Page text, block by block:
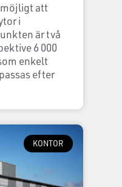
att
i
är två
6 000
enkelt
efter
KONTOR